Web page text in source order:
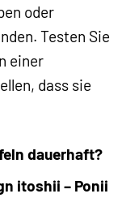
oder
Testen Sie
einer
dass sie
dauerhaft?
itoshii – Ponii